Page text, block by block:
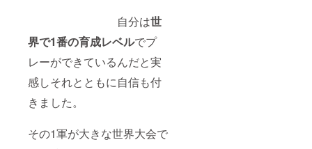
自分は世
界で1番の育成レベルでプ
レーができているんだと実
感しそれとともに自信も付
きました。
その1軍が大きな世界大会で